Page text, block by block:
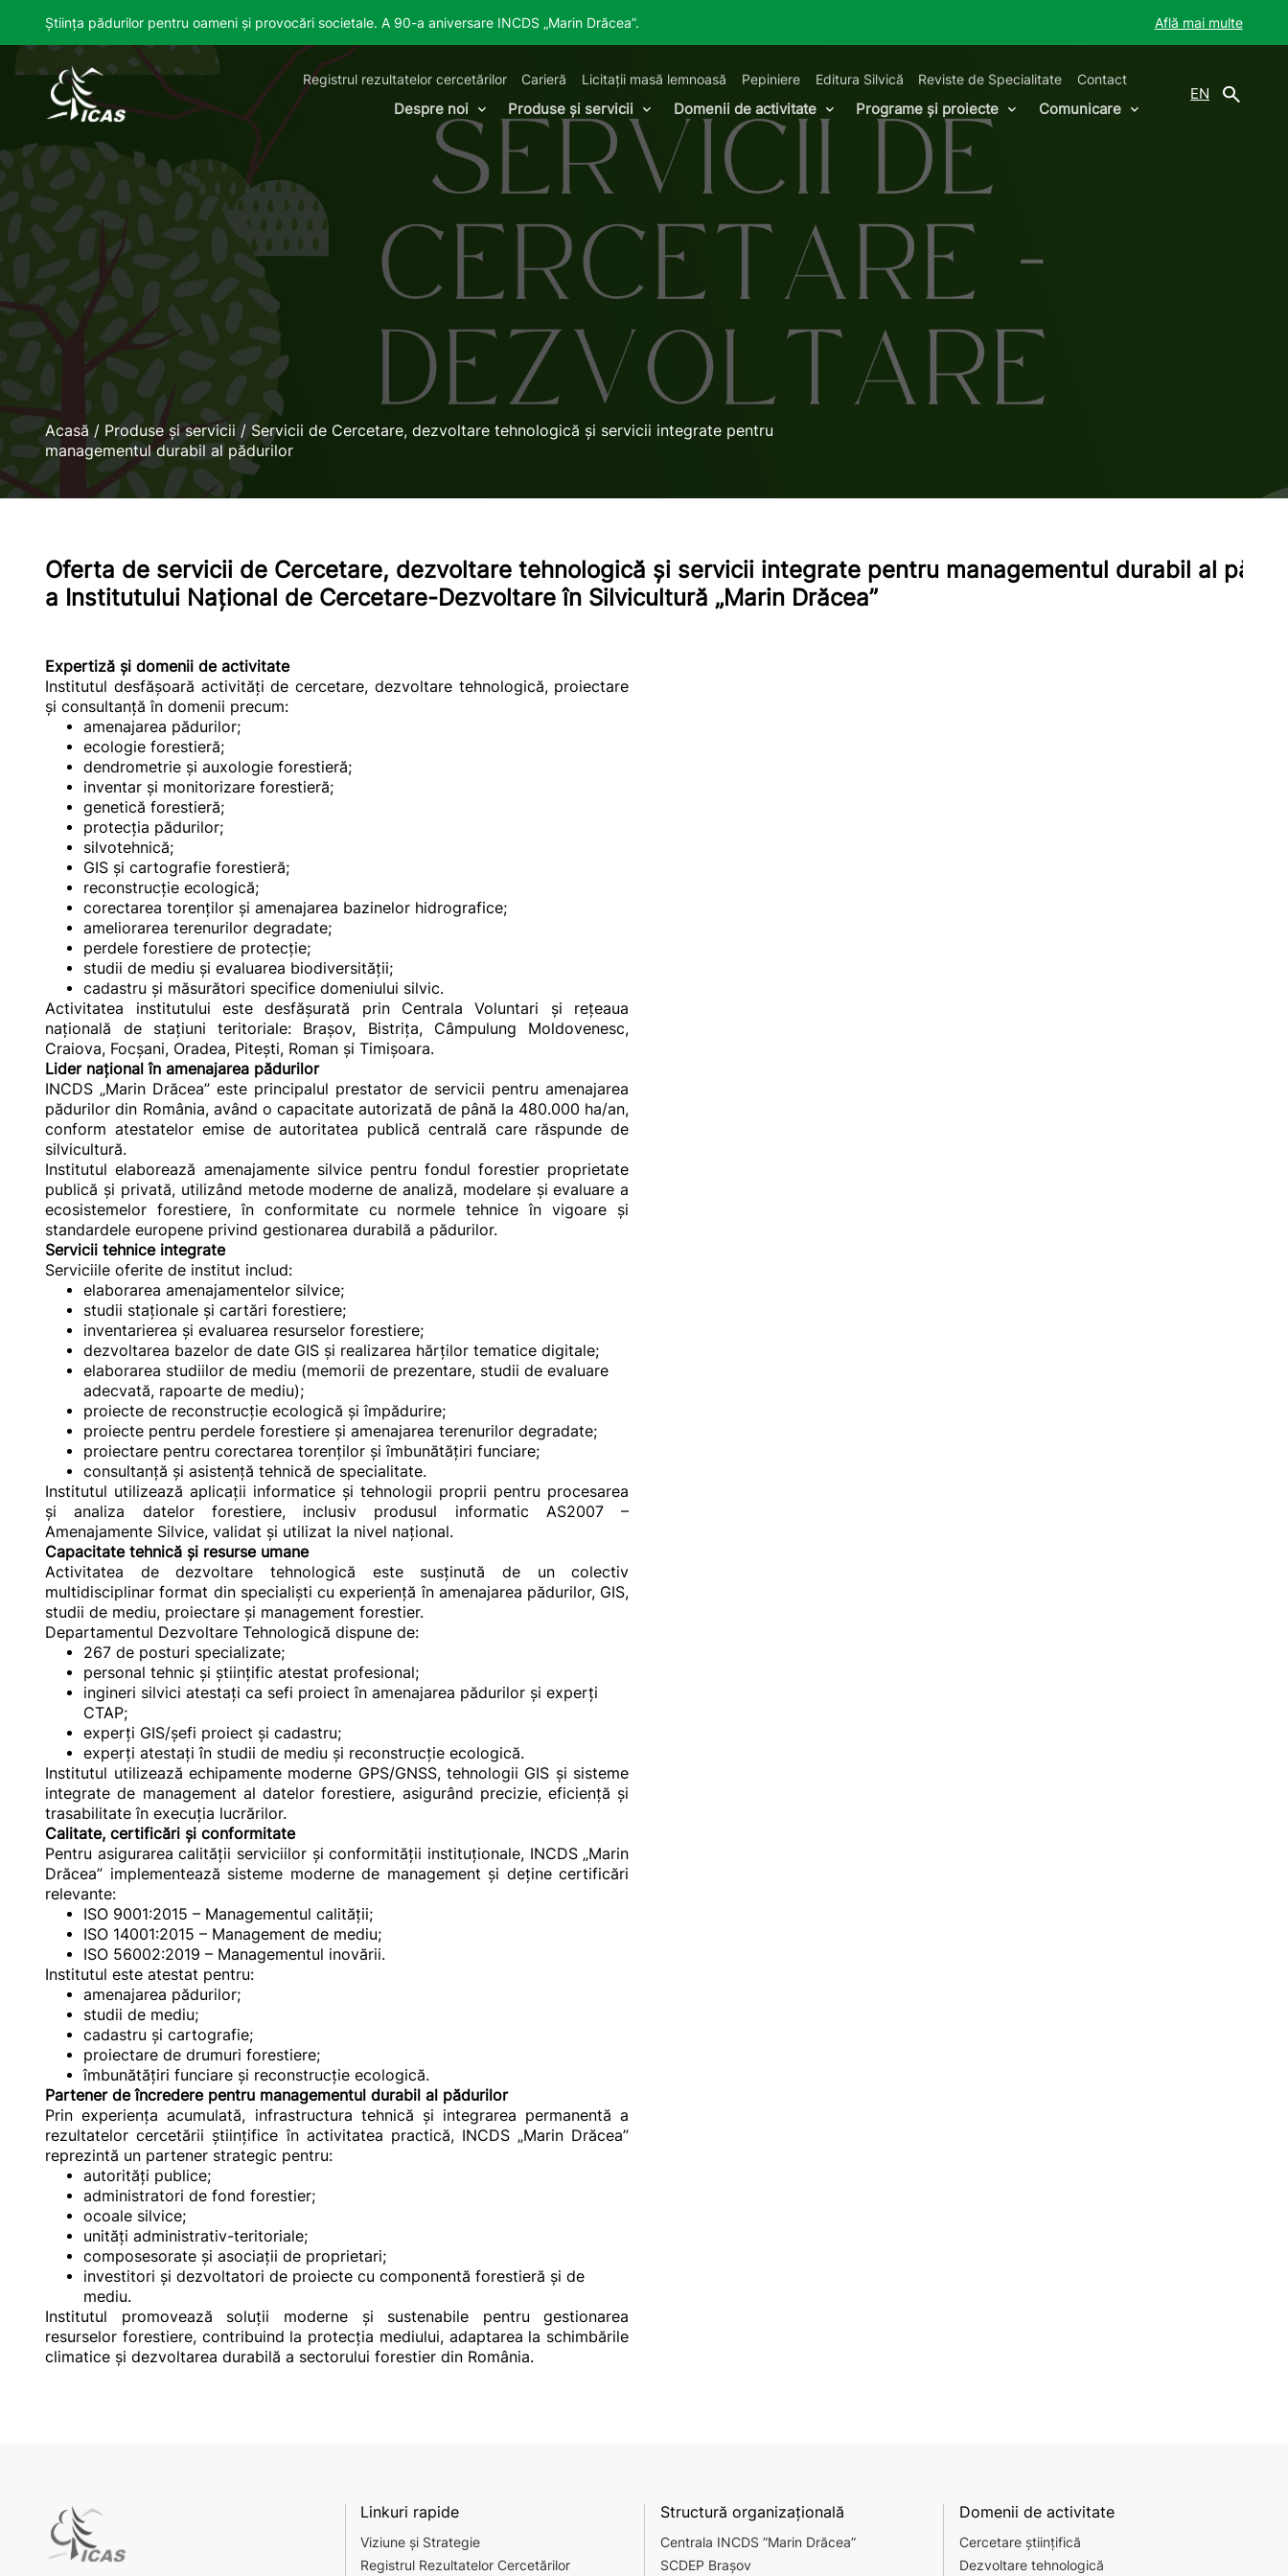
Știința pădurilor pentru oameni și provocări societale. A 90-a aniversare INCDS „Marin Drăcea”. Află mai multe
Registrul rezultatelor cercetărilor Carieră Licitații masă lemnoasă Pepiniere Editura Silvică Reviste de Specialitate Contact
Despre noi Produse și servicii Domenii de activitate Programe și proiecte Comunicare
EN
Acasă/ Produse și servicii/Servicii de Cercetare, dezvoltare tehnologică și servicii integrate pentru
managementul durabil al pădurilor
Oferta de servicii de Cercetare, dezvoltare tehnologică și servicii integrate pentru managementul durabil al
a Institutului Național de Cercetare-Dezvoltare în Silvicultură „Marin Drăcea”
Expertiză și domenii de activitate
Institutul desfășoară activități de cercetare, dezvoltare tehnologică, proiectare
și consultanță în domenii precum:
amenajarea pădurilor;
ecologie forestieră;
dendrometrie și auxologie forestieră;
inventar și monitorizare forestieră;
genetică forestieră;
protecția pădurilor;
silvotehnică;
GIS și cartografie forestieră;
reconstrucție ecologică;
corectarea torenților și amenajarea bazinelor hidrografice;
ameliorarea terenurilor degradate;
perdele forestiere de protecție;
studii de mediu și evaluarea biodiversității;
cadastru și măsurători specifice domeniului silvic.
Activitatea institutului este desfășurată prin Centrala Voluntari și rețeaua
națională de stațiuni teritoriale: Brașov, Bistrița, Câmpulung Moldovenesc,
Craiova, Focșani, Oradea, Pitești, Roman și Timișoara.
Lider național în amenajarea pădurilor
INCDS „Marin Drăcea” este principalul prestator de servicii pentru amenajarea
pădurilor din România, având o capacitate autorizată de până la 480.000 ha/an,
conform atestatelor emise de autoritatea publică centrală care răspunde de
silvicultură.
Institutul elaborează amenajamente silvice pentru fondul forestier proprietate
publică și privată, utilizând metode moderne de analiză, modelare și evaluare a
ecosistemelor forestiere, în conformitate cu normele tehnice în vigoare și
standardele europene privind gestionarea durabilă a pădurilor.
Servicii tehnice integrate
Serviciile oferite de institut includ:
elaborarea amenajamentelor silvice;
studii staționale și cartări forestiere;
inventarierea și evaluarea resurselor forestiere;
dezvoltarea bazelor de date GIS și realizarea hărților tematice digitale;
elaborarea studiilor de mediu (memorii de prezentare, studii de evaluare
adecvată, rapoarte de mediu);
proiecte de reconstrucție ecologică și împădurire;
proiecte pentru perdele forestiere și amenajarea terenurilor degradate;
proiectare pentru corectarea torenților și îmbunătățiri funciare;
consultanță și asistență tehnică de specialitate.
Institutul utilizează aplicații informatice și tehnologii proprii pentru procesarea
și analiza datelor forestiere, inclusiv produsul informatic AS2007 –
Amenajamente Silvice, validat și utilizat la nivel național.
Capacitate tehnică și resurse umane
Activitatea de dezvoltare tehnologică este susținută de un colectiv
multidisciplinar format din specialiști cu experiență în amenajarea pădurilor, GIS,
studii de mediu, proiectare și management forestier.
Departamentul Dezvoltare Tehnologică dispune de:
267 de posturi specializate;
personal tehnic și științific atestat profesional;
ingineri silvici atestați ca sefi proiect în amenajarea pădurilor și experți
CTAP;
experți GIS/șefi proiect și cadastru;
experți atestați în studii de mediu și reconstrucție ecologică.
Institutul utilizează echipamente moderne GPS/GNSS, tehnologii GIS și sisteme
integrate de management al datelor forestiere, asigurând precizie, eficiență și
trasabilitate în execuția lucrărilor.
Calitate, certificări și conformitate
Pentru asigurarea calității serviciilor și conformității instituționale, INCDS „Marin
Drăcea” implementează sisteme moderne de management și deține certificări
relevante:
ISO 9001:2015 – Managementul calității;
ISO 14001:2015 – Management de mediu;
ISO 56002:2019 – Managementul inovării.
Institutul este atestat pentru:
amenajarea pădurilor;
studii de mediu;
cadastru și cartografie;
proiectare de drumuri forestiere;
îmbunătățiri funciare și reconstrucție ecologică.
Partener de încredere pentru managementul durabil al pădurilor
Prin experiența acumulată, infrastructura tehnică și integrarea permanentă a
rezultatelor cercetării științifice în activitatea practică, INCDS „Marin Drăcea”
reprezintă un partener strategic pentru:
autorități publice;
administratori de fond forestier;
ocoale silvice;
unități administrativ-teritoriale;
composesorate și asociații de proprietari;
investitori și dezvoltatori de proiecte cu componentă forestieră și de
mediu.
Institutul promovează soluții moderne și sustenabile pentru gestionarea
resurselor forestiere, contribuind la protecția mediului, adaptarea la schimbările
climatice și dezvoltarea durabilă a sectorului forestier din România.
Linkuri rapide
Viziune și Strategie
Registrul Rezultatelor Cercetărilor
Structură organizațională
Centrala INCDS ”Marin Drăcea”
SCDEP Brașov
Domenii de activitate
Cercetare științifică
Dezvoltare tehnologică